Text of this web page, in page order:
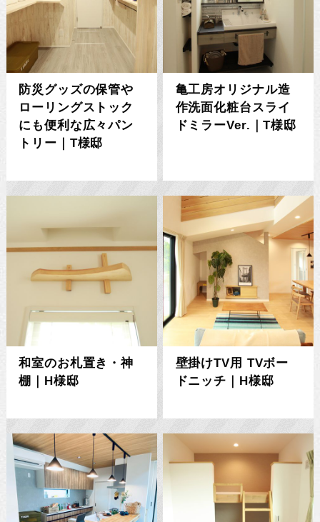
防災グッズの保管や
ローリングストック
にも便利な広々パン
トリー｜T様邸
亀工房オリジナル造
作洗面化粧台スライ
ドミラーVer.｜T様邸
和室のお札置き・神
棚｜H様邸
壁掛けTV用 TVボー
ドニッチ｜H様邸